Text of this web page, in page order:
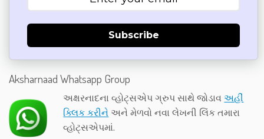
Subscribe
Aksharnaad Whatsapp Group
અક્ષરનાદના વ્હોટ્સએપ ગ્રુપ સાથે જોડાવઅહીં
ક્લિક કરીને અને મેળવો નવા લેખની લિંક તમારા
વ્હોટ્સએપમાં.